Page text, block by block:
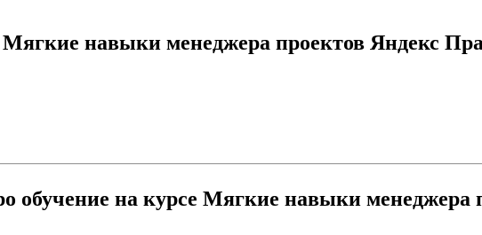
Мягкие навыки менеджера проектов Яндекс
обучение на курсе Мягкие навыки